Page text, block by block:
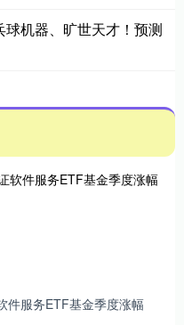
机器、旷世天才！预测
件服务ETF基金季度涨幅